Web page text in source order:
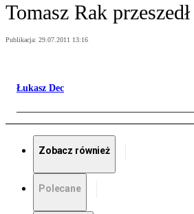
Tomasz Rak
Publikacja: 29.07.2011 13:16
Łukasz Dec
Zobacz również
Polecane